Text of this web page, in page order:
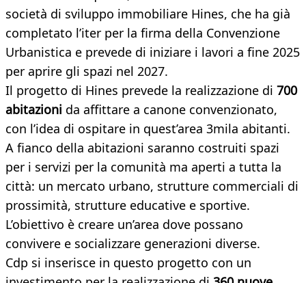
società di sviluppo immobiliare Hines, che ha già
completato l’iter per la firma della Convenzione
Urbanistica e prevede di iniziare i lavori a fine 2025
per aprire gli spazi nel 2027.
Il progetto di Hines prevede la realizzazione di 700
abitazioni da affittare a canone convenzionato,
con l’idea di ospitare in quest’area 3mila abitanti.
A fianco della abitazioni saranno costruiti spazi
per i servizi per la comunità ma aperti a tutta la
città: un mercato urbano, strutture commerciali di
prossimità, strutture educative e sportive.
L’obiettivo è creare un’area dove possano
convivere e socializzare generazioni diverse.
Cdp si inserisce in questo progetto con un